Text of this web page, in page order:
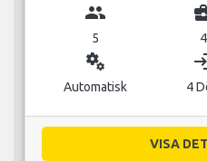
group
5 4
miscellaneous_services
Automatisk 4
VISA